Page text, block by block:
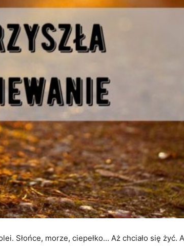
Słońce, morze, ciepełko… Aż chciało się żyć.